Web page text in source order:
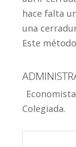
hace falta
una
Este
Colegiada.